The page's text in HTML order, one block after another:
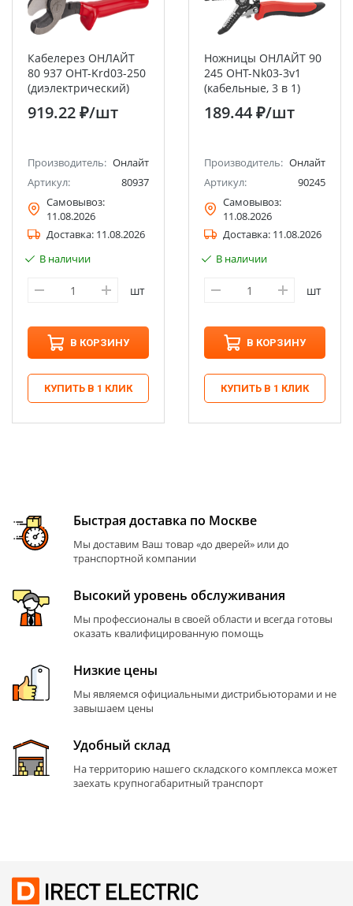
Кабелерез ОНЛАЙТ
80 937 OHT-Krd03-250
(диэлектрический)
919.22 ₽/шт
Производитель: Онлайт
Артикул:
80937
Самовывоз:
11.08.2026
Доставка: 11.08.2026
В наличии
шт
В КОРЗИНУ
КУПИТЬ В 1 КЛИК
Ножницы ОНЛАЙТ 90
245 OHT-Nk03-3v1
(кабельные, 3 в 1)
189.44 ₽/шт
Производитель: Онлайт
Артикул:
90245
Самовывоз:
11.08.2026
Доставка: 11.08.2026
В наличии
шт
В КОРЗИНУ
КУПИТЬ В 1 КЛИК
Быстрая доставка по Москве
Мы доставим Ваш товар «до дверей» или до
транспортной компании
Высокий уровень обслуживания
Мы профессионалы в своей области и всегда готовы
оказать квалифицированную помощь
Низкие цены
Мы являемся официальными дистрибьюторами и не
завышаем цены
Удобный склад
На территорию нашего складского комплекса может
заехать крупногабаритный транспорт